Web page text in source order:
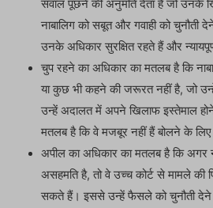
सवाल पूछने की अनुमति देता है जो उनके
नाबालिग को सबूत और गवाही को चुनौती
उनके अधिकार सुरक्षित रहते हैं और न्यायपूर्ण
चुप रहने का अधिकार का मतलब है कि
या कुछ भी कहने की जरूरत नहीं है, जो
उन्हें अदालत में अपने खिलाफ इस्तेमाल
मतलब है कि वे मजबूर नहीं हैं बोलने के
अपील का अधिकार का मतलब है कि अगर
असहमति है, तो वे उच्च कोर्ट से मामले
सकते हैं। इससे उन्हें फैसले को चुनौती देने